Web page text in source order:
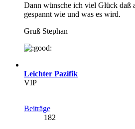
Dann wünsche ich viel Glück daß
gespannt wie und was es wird.
Gruß Stephan
Leichter Pazifik
VIP
Beiträge
182